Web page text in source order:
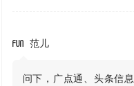
 范儿
问下，广点通、头条信